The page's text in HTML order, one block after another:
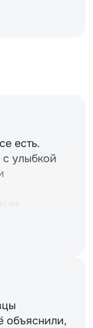
есть.
улыбкой
объяснили,